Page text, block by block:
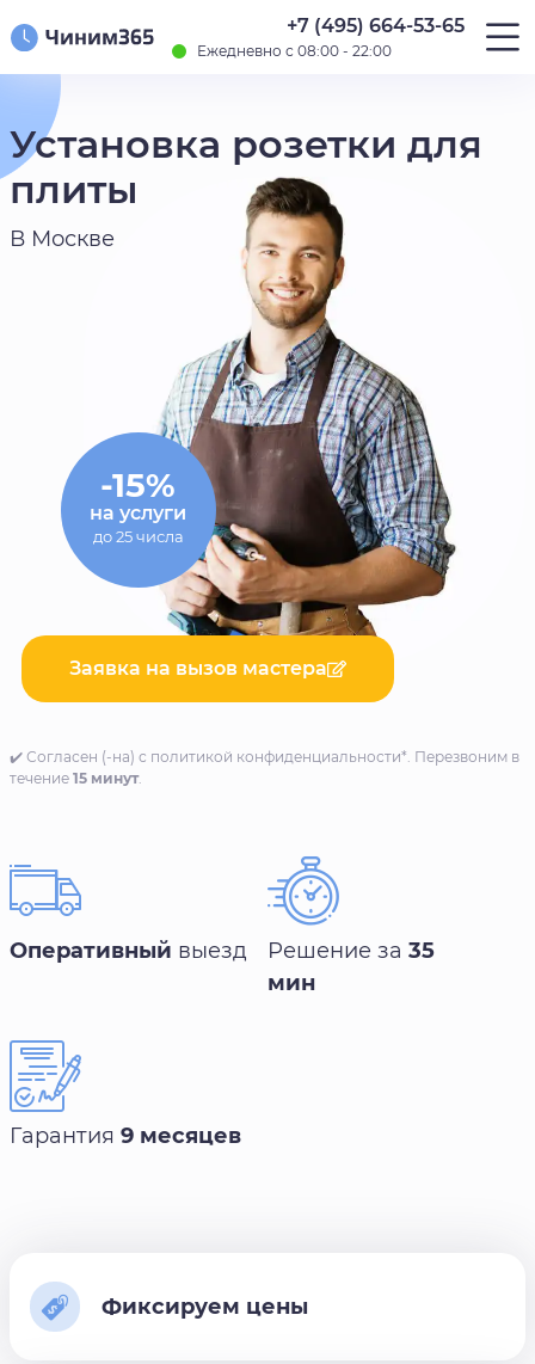
+7 (495) 664-53-65
Ежедневно с 08:00 - 22:00
Установка розетки для
плиты
В Москве
Заявка на вызов мастера
✔️ Согласен (-на) с политикой конфиденциальности*. Перезвоним в
течение 15 минут.
-15%
на услуги
до 25 числа
Оперативный выезд Решение за 35
мин
Гарантия 9 месяцев
Фиксируем цены